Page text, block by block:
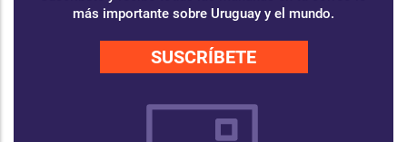
más importante sobre Uruguay y el mundo.
SUSCRÍBETE